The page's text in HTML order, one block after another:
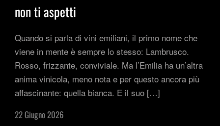
non ti aspetti
Quando si parla di vini emiliani, il primo nome che
viene in mente è sempre lo stesso: Lambrusco.
Rosso, frizzante, conviviale. Ma l’Emilia ha un’altra
anima vinicola, meno nota e per questo ancora più
affascinante: quella bianca. E il suo […]
22 Giugno 2026